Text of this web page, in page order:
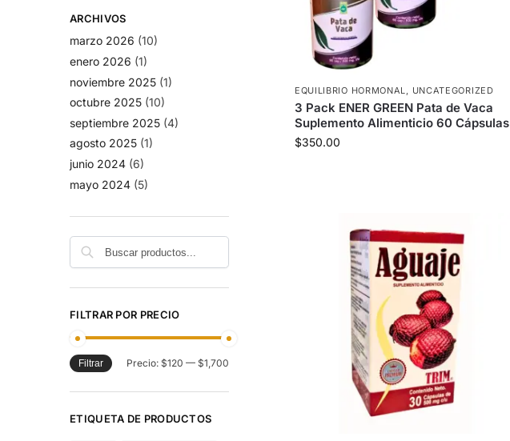
EQUILIBRIO HORMONAL, UNCATEGORIZED
3 Pack ENER GREEN Pata de Vaca
Suplemento Alimenticio 60 Cápsulas
$350.00
ARCHIVOS
marzo 2026 (10)
enero 2026 (1)
noviembre 2025 (1)
octubre 2025 (10)
septiembre 2025 (4)
agosto 2025 (1)
junio 2024 (6)
mayo 2024 (5)
FILTRAR POR PRECIO
Filtrar Precio: $120 — $1,700
ETIQUETA DE PRODUCTOS